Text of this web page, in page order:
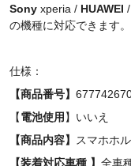
Sony xperia / HUAWEI /
の機種に対応できます。
仕様：
【商品番号】
【電池使用】いいえ
【商品内容】
スマホホ
【装着対応車種 】 全車